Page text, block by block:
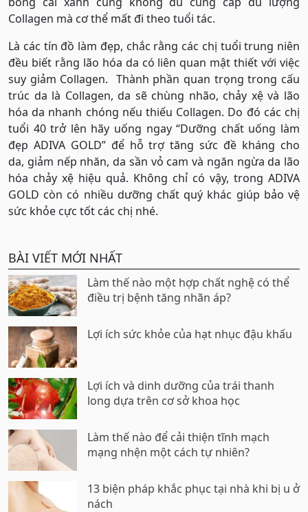
Collagen mà cơ thể mất đi theo tuổi tác.
Là các tín đồ làm đẹp, chắc rằng các chị tuổi trung niên
đều biết rằng lão hóa da có liên quan mật thiết với việc
suy giảm Collagen. Thành phần quan trọng trong cấu
trúc da là Collagen, da sẽ chùng nhão, chảy xệ và lão
hóa da nhanh chóng nếu thiếu Collagen. Do đó các chị
tuổi 40 trở lên hãy uống ngay “Dưỡng chất uống làm
đẹp ADIVA GOLD” để hỗ trợ tăng sức đề kháng cho
da, giảm nếp nhăn, da sần vỏ cam và ngăn ngừa da lão
hóa chảy xệ hiệu quả. Không chỉ có vậy, trong ADIVA
GOLD còn có nhiều dưỡng chất quý khác giúp bảo vệ
sức khỏe cực tốt các chị nhé.
BÀI VIẾT MỚI NHẤT
Làm thế nào một hợp chất nghệ có thể
điều trị bệnh tăng nhãn áp?
Lợi ích sức khỏe của hạt nhục đậu khấu
Lợi ích và dinh dưỡng của trái thanh
long dựa trên cơ sở khoa học
Làm thế nào để cải thiện tĩnh mạch
mạng nhện một cách tự nhiên?
13 biện pháp khắc phục tại nhà khi bị u ở
nách